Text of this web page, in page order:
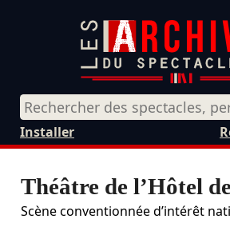
Installer
Théâtre de l’Hôtel
Scène conventionnée d’intérêt